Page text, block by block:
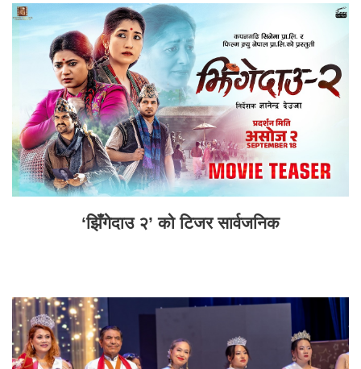
‘झिँगेदाउ २’ को टिजर सार्वजनिक